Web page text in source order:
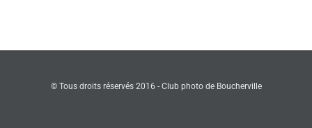
© Tous droits réservés 2016 - Club photo de Boucherville